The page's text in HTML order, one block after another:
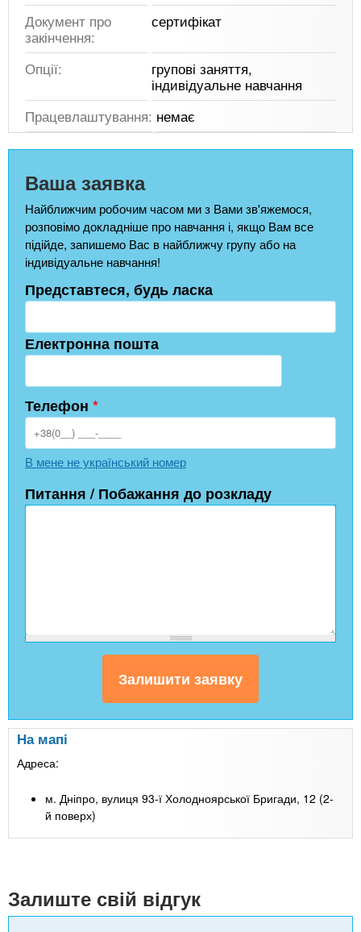
Документ про
закінчення:
сертифікат
Опції:
групові заняття,
індивідуальне навчання
Працевлаштування: немає
Ваша заявка
Найближчим робочим часом ми з Вами зв'яжемося,
розповімо докладніше про навчання і, якщо Вам все
підійде, запишемо Вас в найближчу групу або на
індивідуальне навчання!
Представтеся, будь ласка
Електронна пошта
Телефон *
В мене не український номер
Питання / Побажання до розкладу
На мапі
Адреса:
м. Дніпро, вулиця 93-ї Холодноярської Бригади, 12 (2-
й поверх)
Залиште свій відгук